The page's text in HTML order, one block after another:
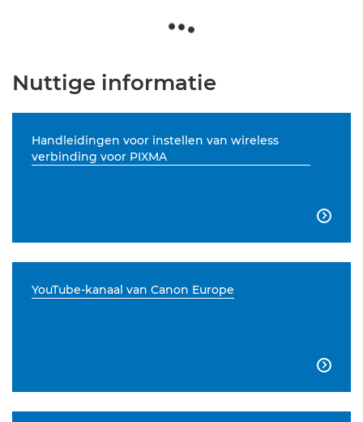
Nuttige informatie
Handleidingen voor instellen van wireless
verbinding voor PIXMA

YouTube-kanaal van Canon Europe
